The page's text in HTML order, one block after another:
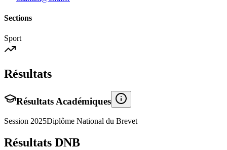
Sections
Sport
Résultats
Résultats Académiques
Session 2025Diplôme National du Brevet
Résultats DNB